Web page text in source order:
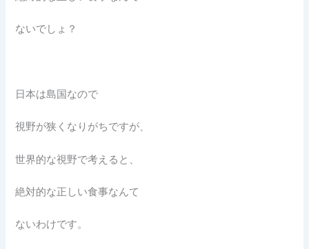
ないでしょ？
日本は島国なので
視野が狭くなりがちですが、
世界的な視野で考えると、
絶対的な正しい食事なんて
ないわけです。